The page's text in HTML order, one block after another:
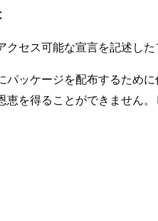
セス可能な宣言を記述した
パッケージを配布するため
恵を得ることができません